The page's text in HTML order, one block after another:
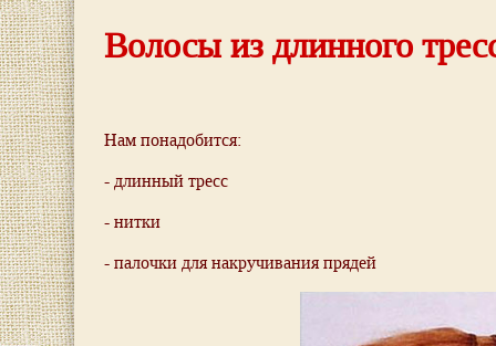
Волосы из длинного
Нам понадобится:
- длинный тресс
- нитки
- палочки для накручивания прядей